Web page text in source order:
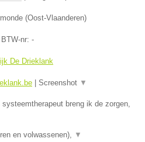
(Oost-Vlaanderen)
nr: -
De Drieklank
Screenshot ▼
breng ik de zorgen,
en volwassenen), ▼